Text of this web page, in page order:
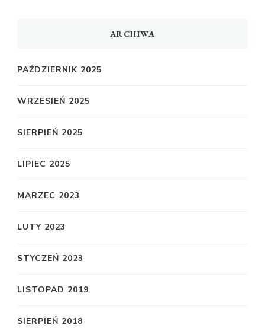
ARCHIWA
PAŹDZIERNIK 2025
WRZESIEŃ 2025
SIERPIEŃ 2025
LIPIEC 2025
MARZEC 2023
LUTY 2023
STYCZEŃ 2023
LISTOPAD 2019
SIERPIEŃ 2018